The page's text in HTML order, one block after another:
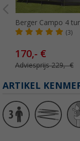
Berger Campo 4
(3)
170,- €
Adviesprijs 229,- €
ARTIKEL